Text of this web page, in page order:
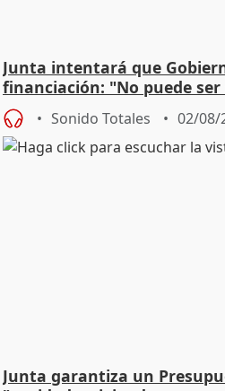
Junta intentará que
financiación: "No puede
Sonido Totales 02/08/
Junta garantiza un